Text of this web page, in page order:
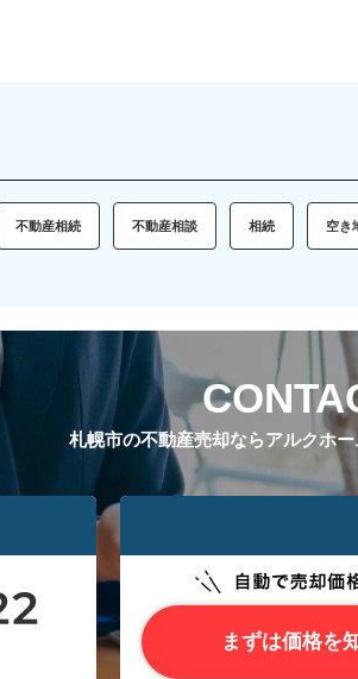
不動産相続 不動産相談 相続 空き
札幌市の不動産売却ならアルクホー
まずは価格を